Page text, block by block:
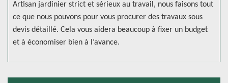
Artisan jardinier strict et sérieux au travail, nous faisons tout
ce que nous pouvons pour vous procurer des travaux sous
devis détaillé. Cela vous aidera beaucoup à fixer un budget
et à économiser bien à l’avance.